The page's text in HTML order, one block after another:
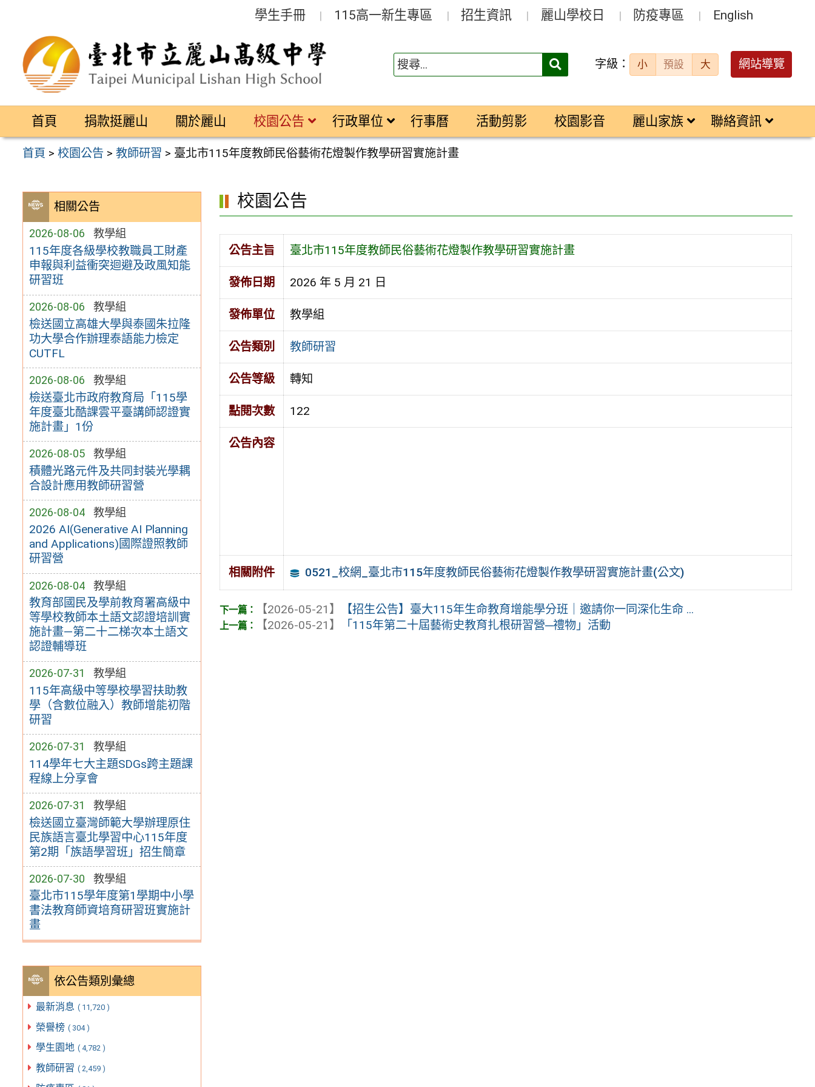
區
學生手冊 115高一新生專區 招生資訊 麗山學校日 防疫專區 English
搜
字級： 小 預設 大 網站導覽
首頁 捐款挺麗山 關於麗山 校園公告 行政單位 行事曆 活動剪影 校園影音 麗山家族 聯絡資訊
首頁 >校園公告 >教師研習 > 臺北市115年度教師民俗藝術花燈製作教學研習實施計畫
相關公告
2026-08-06 教學組
115年度各級學校教職員工財產
申報與利益衝突迴避及政風知能
研習班
2026-08-06 教學組
檢送國立高雄大學與泰國朱拉隆
功大學合作辦理泰語能力檢定
CUTFL
2026-08-06 教學組
檢送臺北市政府教育局「115學
年度臺北酷課雲平臺講師認證實
施計畫」1份
2026-08-05 教學組
積體光路元件及共同封裝光學耦
合設計應用教師研習營
2026-08-04 教學組
2026 AI(Generative AI Planning
and Applications)國際證照教師
研習營
2026-08-04 教學組
教育部國民及學前教育署高級中
等學校教師本土語文認證培訓實
施計畫—第二十二梯次本土語文
認證輔導班
2026-07-31 教學組
115年高級中等學校學習扶助教
學（含數位融入）教師增能初階
研習
2026-07-31 教學組
114學年七大主題SDGs跨主題課
程線上分享會
2026-07-31 教學組
檢送國立臺灣師範大學辦理原住
民族語言臺北學習中心115年度
第2期「族語學習班」招生簡章
2026-07-30 教學組
臺北市115學年度第1學期中小學
書法教育師資培育研習班實施計
畫
依公告類別彙總
最新消息 ( 11,720 )
榮譽榜 ( 304 )
學生園地 ( 4,782 )
教師研習 ( 2,459 )
校園公告
公告主旨 臺北市115年度教師民俗藝術花燈製作教學研習實施計畫
發佈日期 2026 年 5 月 21 日
發佈單位 教學組
公告類別 教師研習
公告等級 轉知
點閱次數 122
公告內容
相關附件 0521_校網_臺北市115年度教師民俗藝術花燈製作教學研習實施計畫(公文)
【2026-05-21】
【招生公告】臺大115年生命教育增能學分班｜邀請你一同深化生命 ...
【2026-05-21】
「115年第二十屆藝術史教育扎根研習營─禮物」活動